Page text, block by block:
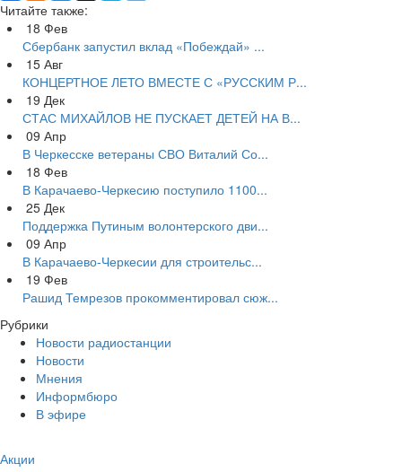
Читайте также:
18 Фев
Сбербанк запустил вклад «Побеждай» ...
15 Авг
КОНЦЕРТНОЕ ЛЕТО ВМЕСТЕ С «РУССКИМ Р...
19 Дек
СТАС МИХАЙЛОВ НЕ ПУСКАЕТ ДЕТЕЙ НА В...
09 Апр
В Черкесске ветераны СВО Виталий Со...
18 Фев
В Карачаево-Черкесию поступило 1100...
25 Дек
Поддержка Путиным волонтерского дви...
09 Апр
В Карачаево-Черкесии для строительс...
19 Фев
Рашид Темрезов прокомментировал сюж...
Рубрики
Новости радиостанции
Новости
Мнения
Информбюро
В эфире
Акции